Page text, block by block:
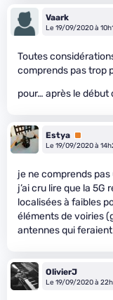
Vaark
Le 19/09/2020 à
Toutes
comprends pas trop
pour… après le début
Estya Premium
Le 19/09/2020 à
je ne comprends
j’ai cru lire que la
localisées à faibles
éléments de voiries
antennes qui feraient
OlivierJ
Le 19/09/2020 à